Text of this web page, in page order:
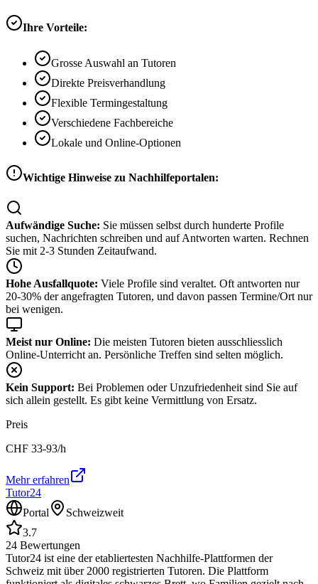
Ihre Vorteile:
Grosse Auswahl an Tutoren
Direkte Preisverhandlung
Flexible Termingestaltung
Verschiedene Fachbereiche
Lokale und Online-Optionen
Wichtige Hinweise zu Nachhilfeportalen:
Aufwändige Suche: Sie müssen selbst durch hunderte Profile
suchen, Nachrichten schreiben und auf Antworten warten. Rechnen
Sie mit 2-3 Stunden Zeitaufwand.
Hohe Ausfallquote: Viele Profile sind veraltet. Oft antworten nur
20-30% der angefragten Tutoren, und davon passen Termine/Ort nur
bei wenigen.
Meist nur Online: Die meisten Tutoren bieten ausschliesslich
Online-Unterricht an. Persönliche Treffen sind selten möglich.
Kein Support: Bei Problemen oder Unzufriedenheit sind Sie auf
sich allein gestellt. Es gibt keine Vermittlung von Ersatz.
Preis
CHF 33-93/h
Mehr erfahren
Tutor24
Portal
Schweizweit
3.7
24 Bewertungen
Tutor24 ist eine der etabliertesten Nachhilfe-Plattformen der
Schweiz mit über 2000 registrierten Tutoren. Die Plattform